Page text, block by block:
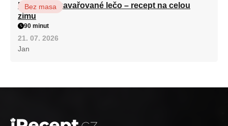
Babiččino zavařované lečo – recept na celou
zimu
Bez masa
90 minut
21. 07. 2026
Jan